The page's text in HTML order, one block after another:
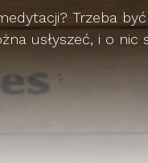
Trzeba
usłyszeć, i o nic